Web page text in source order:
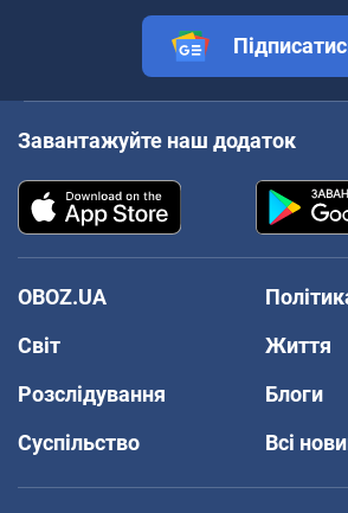
Завантажуйте наш додаток
OBOZ.UA
Світ
Життя
Розслідування
Блоги
Суспільство
Всі